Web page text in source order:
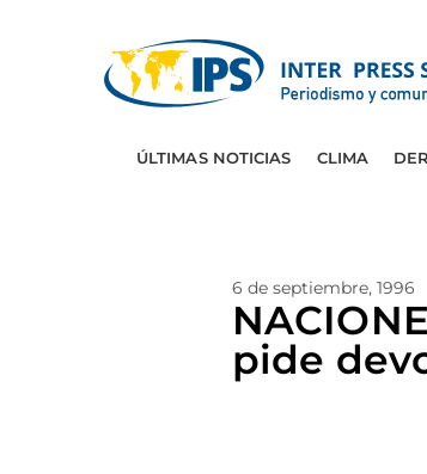
ÚLTIMAS NOTICIAS CLIMA
6 de septiembre, 1996
pide